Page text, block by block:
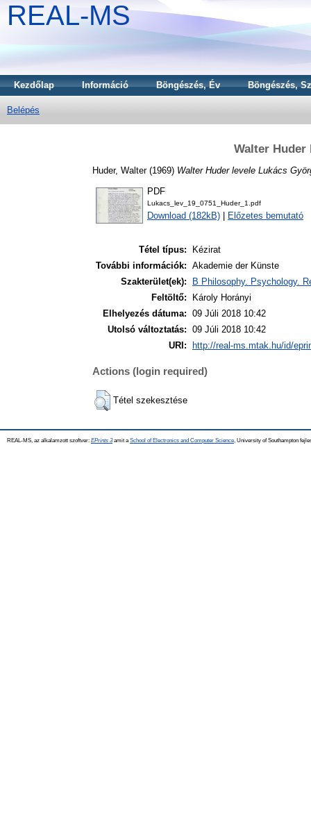
REAL-MS
Kezdőlap Információ Böngészés, Év Böngészés,
Belépés
Walter Huder
Huder, Walter(1969) Walter Huder levele Lukács
PDF
Lukacs_lev_19_0751_Huder_1.pdf
Download (182kB) Előzetes bemutató
Tétel típus:
Kézirat
További információk: Akademie der Künste
Szakterület(ek):
B Philosophy. Psychology.
Feltöltő:
Károly Horányi
Elhelyezés dátuma: 09 Júli 2018 10:42
Utolsó változtatás: 09 Júli 2018 10:42
URI:
http://real-ms.mtak.hu/id/
Actions (login required)
Tétel szekesztése
REAL-MS, az alkalamzott szoftver: EPrints 3amit a School of Electronics and Computer Science , University of Southampton